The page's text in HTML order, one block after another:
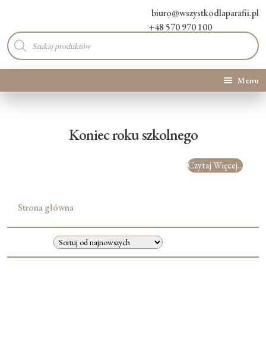
biuro@wszystkodlaparafii.pl
+48 570 970 100
Wyszukiwarka
produktów
Menu
Kontakt
Blog
Koniec roku szkolnego
Czytaj Więcej...
Strona główna